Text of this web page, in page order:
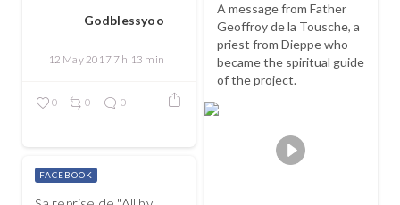
Godblessyoo
12 May 2017 7 h 13 min
0 0 0
A message from Father
Geoffroy de la Tousche, a
priest from Dieppe who
became the spiritual guide
of the project.
FACEBOOK